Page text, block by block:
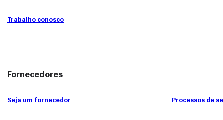
Trabalho conosco
Fornecedores
Seja um fornecedor Processos de